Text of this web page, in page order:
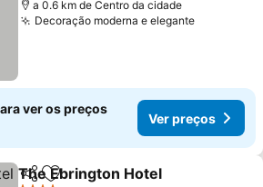
a 0.6 km de Centro da cidade
Decoração moderna e elegante
ver os preços
Ver preços
PartilharAdicionar aos favoritos
The Ebrington Hotel